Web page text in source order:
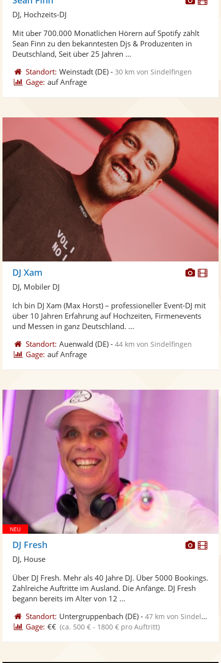
Fotos
DJ, Hochzeits-DJ
Mit über 700.000 Monatlichen Hörern auf Spotify zählt
Sean Finn zu den bekanntesten Djs & Produzenten in
Deutschland, Seit über 25 Jahren ...
Standort: Weinstadt (DE) -30 km von Sindelfingen
Gage: auf Anfrage
Fotos
DJ Xam
DJ, Mobiler DJ
Ich bin DJ Xam (Max Horst) – professioneller Event-DJ mit
über 10 Jahren Erfahrung auf Hochzeiten, Firmenevents
und Messen in ganz Deutschland. ...
Standort: Auenwald (DE) -44 km von Sindelfingen
Gage: auf Anfrage
Fotos
DJ Fresh
DJ, House
Über DJ Fresh. Mehr als 40 Jahre DJ. Über 5000 Bookings.
Zahlreiche Auftritte im Ausland. Die Anfänge. DJ Fresh
begann bereits im Alter von 12 ...
Standort: Untergruppenbach (DE) -47 km von Sindelfingen
Gage: €€ (ca. 500 € - 1800 € pro Auftritt)